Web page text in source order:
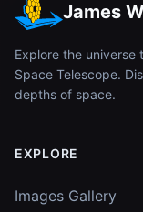
James
Explore the universe
Space Telescope.
depths of space.
EXPLORE
Images Gallery